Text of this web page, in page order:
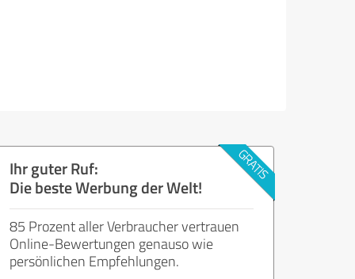
Ihr guter Ruf:
Die beste Werbung der Welt!
85 Prozent aller Verbraucher vertrauen
Online-Bewertungen genauso wie
persönlichen Empfehlungen.